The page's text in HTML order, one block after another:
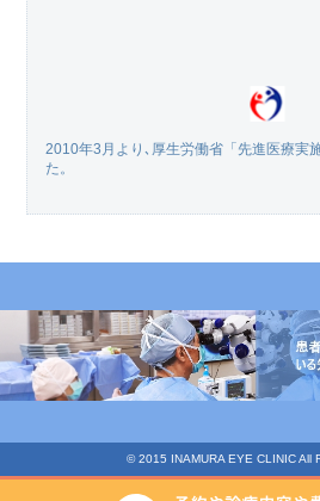
2010年3月より､厚生労働省「先進医療実
た。
© 2015 INAMURA EYE CLINIC All